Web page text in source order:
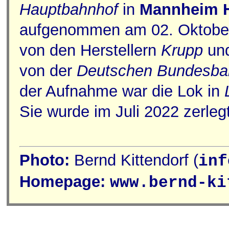
Hauptbahnhofin Mannheim
aufgenommen am 02.
von den Herstellern Krupp
von der Deutschen
der Aufnahme war die Lok in
Sie wurde im Juli 2022
Photo: Bernd Kittendorf (
Homepage: www.bernd-